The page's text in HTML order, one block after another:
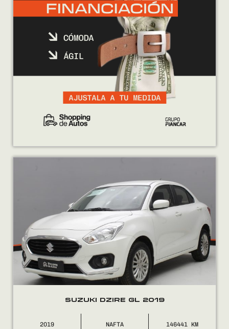
SUZUKI DZIRE GL 2019
2019 NAFTA 146441